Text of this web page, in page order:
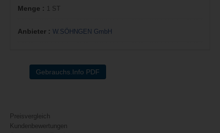
Menge : 1 ST
Anbieter : W.SÖHNGEN GmbH
Gebrauchs.Info PDF
Preisvergleich
Kundenbewertungen